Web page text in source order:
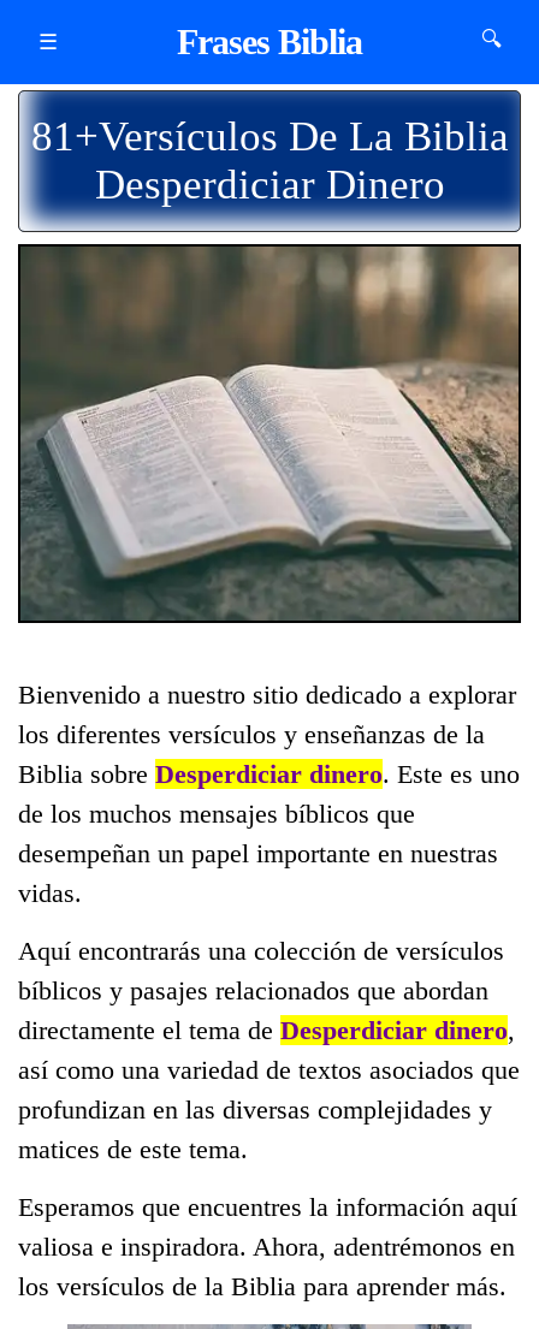
☰ Frases Biblia 🔍
81+Versículos De La Biblia
Desperdiciar Dinero
Bienvenido a nuestro sitio dedicado a explorar
los diferentes versículos y enseñanzas de la
Biblia sobre Desperdiciar dinero. Este es uno
de los muchos mensajes bíblicos que
desempeñan un papel importante en nuestras
vidas.
Aquí encontrarás una colección de versículos
bíblicos y pasajes relacionados que abordan
directamente el tema de Desperdiciar dinero,
así como una variedad de textos asociados que
profundizan en las diversas complejidades y
matices de este tema.
Esperamos que encuentres la información aquí
valiosa e inspiradora. Ahora, adentrémonos en
los versículos de la Biblia para aprender más.